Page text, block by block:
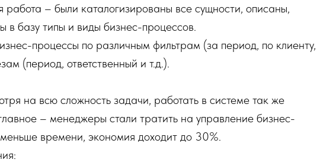
– были каталогизированы все сущности, описаны,
в базу типы и виды бизнес-процессов.
процессы по различным фильтрам (за период, по клиенту,
(период, ответственный и т.д.).
на всю сложность задачи, работать в системе так же
– менеджеры стали тратить на управление бизнес-
времени, экономия доходит до 30%.